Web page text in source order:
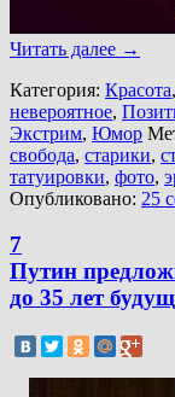
Читать далее →
Категория: Красота,
невероятное,
Экстрим, Юмор
свобода, старики,
татуировки, фото,
Опубликовано: 25
7
Путин
до 35 лет